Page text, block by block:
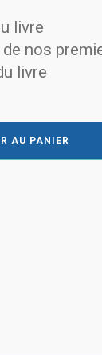
livre
de nos
livre
AU PANIER